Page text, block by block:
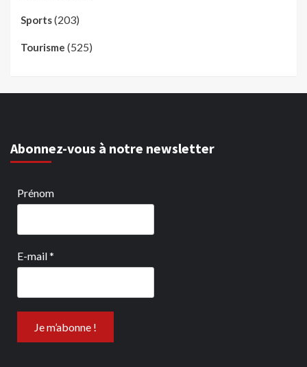
Sports(203)
Tourisme (525)
Abonnez-vous à notre newsletter
Prénom
E-mail*